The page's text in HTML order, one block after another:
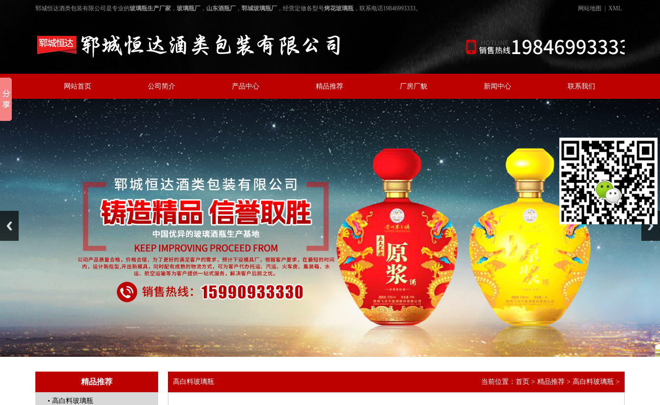
郓城恒达酒类包装有限公司是专业的玻璃瓶生产厂家 ， 玻璃瓶厂 ， 山东酒瓶厂 ， 郓城玻璃瓶厂 ，经营定做各型号烤花玻璃瓶 ，联系电话19846993333。 网站地图 XML
网站首页 公司简介 产品中心 精品推荐 厂房厂貌 新闻中心 联系我们
精品推荐
• 高白料玻璃瓶
当前位置： 首页 > 精品推荐 > 高白料玻璃瓶 >
高白料玻璃瓶